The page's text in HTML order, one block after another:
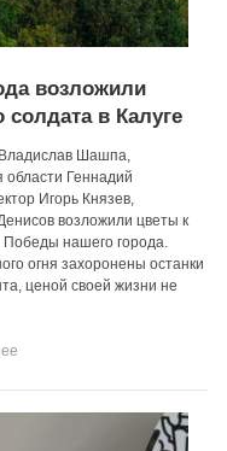
возложили
солдата в Калуге
Владислав Шашпа,
области Геннадий
Игорь Князев,
возложили цветы к
Победы нашего города.
огня захоронены останки
ценой своей жизни не